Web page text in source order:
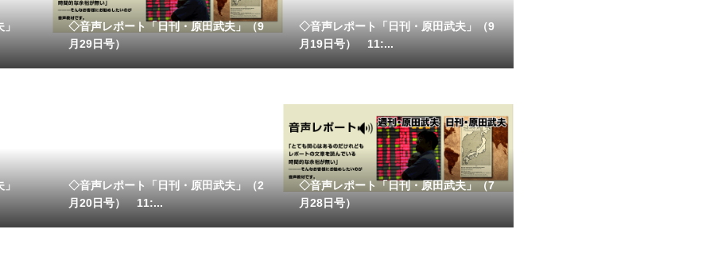
◇音声レポート「日刊・原田武夫」（9
月29日号）
◇音声レポート「日刊・原田武夫」（9
月19日号） 11:...
◇音声レポート「日刊・原田武夫」（2
月20日号） 11:...
◇音声レポート「日刊・原田武夫」（7
月28日号）